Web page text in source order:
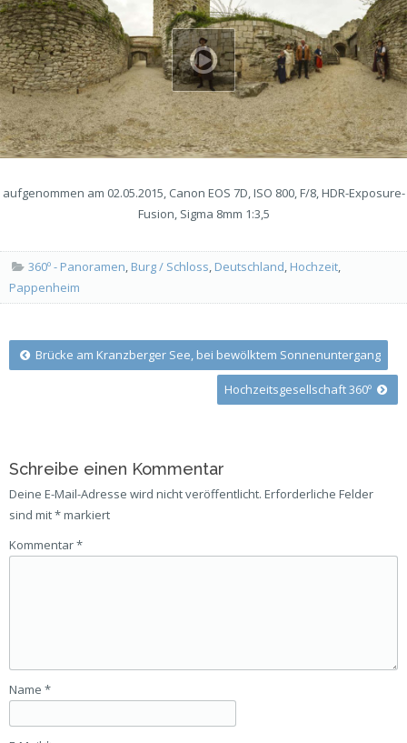
aufgenommen am 02.05.2015, Canon EOS 7D, ISO 800, F/8, HDR-Exposure-
Fusion, Sigma 8mm 1:3,5
360º - Panoramen, Burg / Schloss, Deutschland, Hochzeit,
Pappenheim
PostBrücke am Kranzberger See, bei bewölktem Sonnenuntergang
Hochzeitsgesellschaft 360º
Schreibe einen Kommentar
Deine E-Mail-Adresse wird nicht veröffentlicht. Erforderliche Felder
sind mit*markiert
Kommentar*
Name *